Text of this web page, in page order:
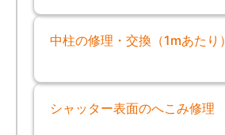
中柱の修理・交換（1mあたり）
シャッター表面のへこみ修理